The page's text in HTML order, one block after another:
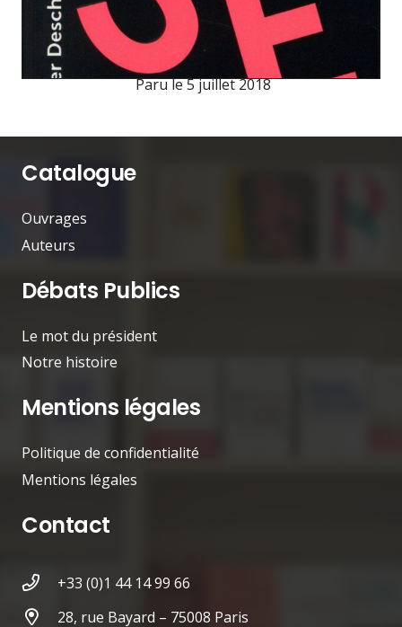
Paru le5 juillet 2018
Catalogue
Ouvrages
Auteurs
Débats Publics
Le mot du président
Notre histoire
Mentions légales
Politique de confidentialité
Mentions légales
Contact
+33 (0)1 44 14 99 66
28, rue Bayard – 75008 Paris